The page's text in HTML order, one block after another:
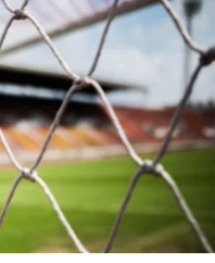
WhatsApp İhbar Hattı
Facebook